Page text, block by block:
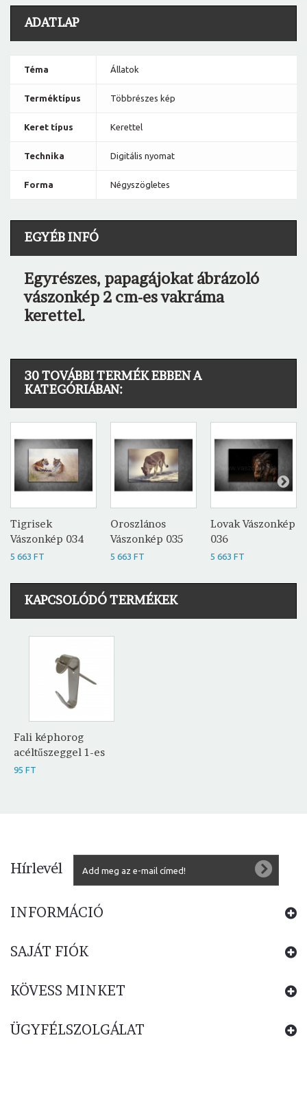
ADATLAP
Téma Állatok
Terméktípus Többrészes kép
Keret típus Kerettel
Technika Digitális nyomat
Forma Négyszögletes
EGYÉB INFÓ
Egyrészes, papagájokat ábrázoló
vászonkép 2 cm-es vakráma
kerettel.
30 TOVÁBBI TERMÉK EBBEN A
KATEGÓRIÁBAN:
Tigrisek
Vászonkép 034
5 663 FT
Oroszlános
Vászonkép 035
5 663 FT
Lovak Vászonkép
036
5 663 FT
KAPCSOLÓDÓ TERMÉKEK
Fali képhorog
acéltűszeggel 1-es
95 FT
Hírlevél
INFORMÁCIÓ
SAJÁT FIÓK
KÖVESS MINKET
ÜGYFÉLSZOLGÁLAT